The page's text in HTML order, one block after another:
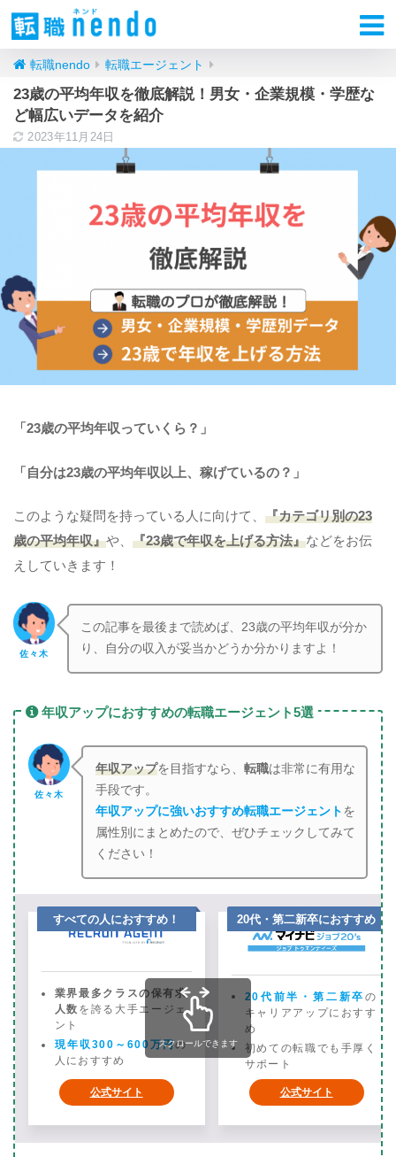
転職nendo 転職エージェント
23歳の平均年収を徹底解説！男女・企業規模・学歴な
ど幅広いデータを紹介
2023年11月24日
「23歳の平均年収っていくら？」
「自分は23歳の平均年収以上、稼げているの？」
このような疑問を持っている人に向けて、 『カテゴリ別の23
歳の平均年収』や、 『23歳で年収を上げる方法』などをお伝
えしていきます！
佐々木
この記事を最後まで読めば、23歳の平均年収が分か
り、自分の収入が妥当かどうか分かりますよ！
年収アップにおすすめの転職エージェント5選
佐々木
年収アップを目指すなら、転職は非常に有用な
手段です。
年収アップに強いおすすめ転職エージェント を
属性別にまとめたので、ぜひチェックしてみて
ください！
すべての人におすすめ！
業界最多クラスの保有求
人数 を誇る大手エージェ
ント
現年収300～600万円の
人におすすめ
公式サイト
20代・第二新卒におすすめ
20代前半・第二新卒の
キャリアアップにおすす
め
初めての転職でも手厚く
サポート
公式サイト
スクロールできます